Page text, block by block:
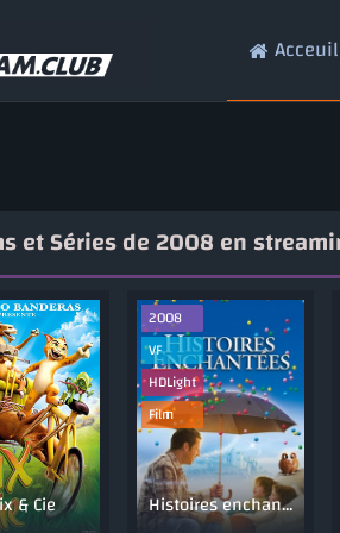
Acceuil
et Séries de 2008 en
& Cie Histoires enchantées
2008
VF
HDLight
Film